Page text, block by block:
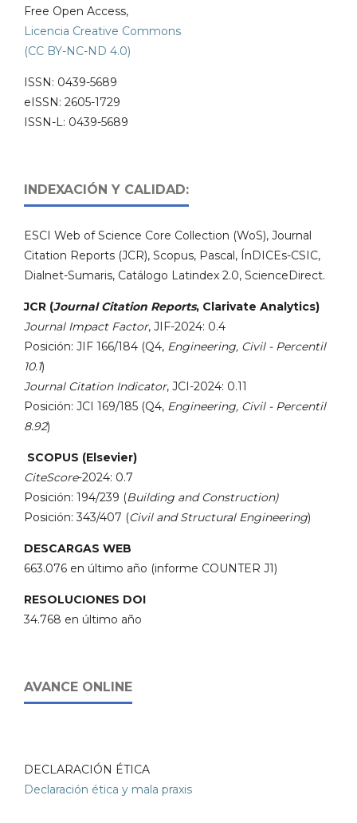
Free Open Access,
Licencia Creative Commons
(CC BY-NC-ND 4.0)
ISSN: 0439-5689
eISSN: 2605-1729
ISSN-L: 0439-5689
INDEXACIÓN Y CALIDAD:
ESCI Web of Science Core Collection (WoS), Journal
Citation Reports (JCR), Scopus, Pascal, ÍnDICEs-CSIC,
Dialnet-Sumaris, Catálogo Latindex 2.0, ScienceDirect.
JCR (Journal Citation Reports, Clarivate Analytics)
Journal Impact Factor, JIF-2024: 0.4
Posición: JIF 166/184 (Q4, Engineering, Civil - Percentil
10.1)
Journal Citation Indicator, JCI-2024: 0.11
Posición: JCI 169/185 (Q4, Engineering, Civil - Percentil
8.92)
SCOPUS (Elsevier)
CiteScore-2024: 0.7
Posición: 194/239 (Building and Construction)
Posición: 343/407 (Civil and Structural Engineering)
DESCARGAS WEB
663.076 en último año (informe COUNTER J1)
RESOLUCIONES DOI
34.768 en último año
AVANCE ONLINE
DECLARACIÓN ÉTICA
Declaración ética y mala praxis